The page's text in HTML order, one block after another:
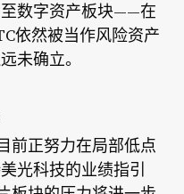
数字资产板块——在
依然被当作风险资产
未确立。
前正努力在局部低点
光科技的业绩指引